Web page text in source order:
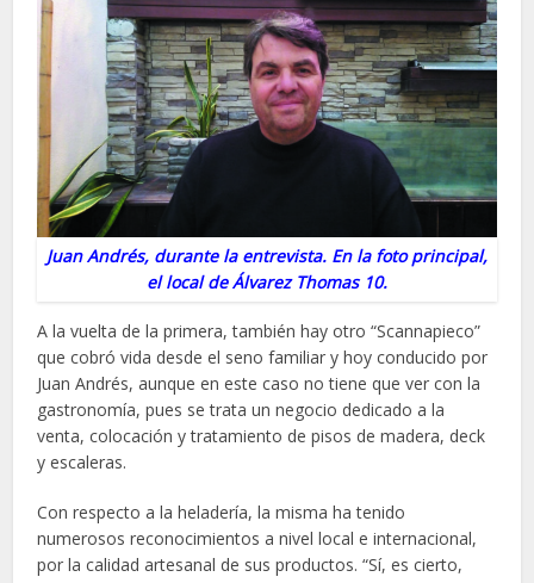
Juan Andrés, durante la entrevista. En la foto principal,
el local de Álvarez Thomas 10.
A la vuelta de la primera, también hay otro “Scannapieco”
que cobró vida desde el seno familiar y hoy conducido por
Juan Andrés, aunque en este caso no tiene que ver con la
gastronomía, pues se trata un negocio dedicado a la
venta, colocación y tratamiento de pisos de madera, deck
y escaleras.
Con respecto a la heladería, la misma ha tenido
numerosos reconocimientos a nivel local e internacional,
por la calidad artesanal de sus productos. “Sí, es cierto,